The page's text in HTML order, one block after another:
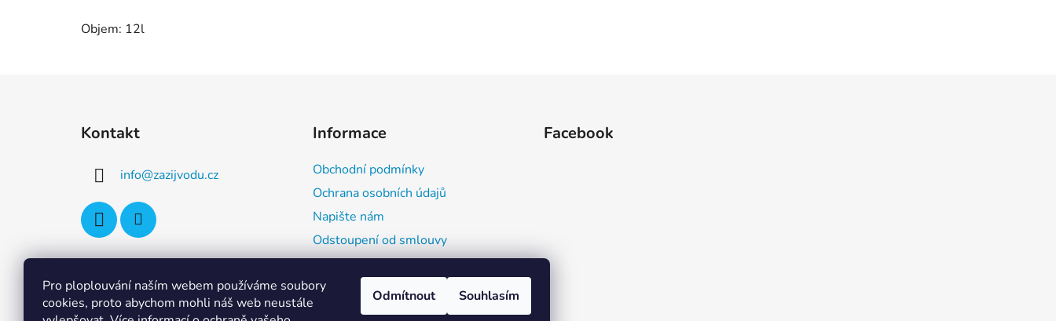
Pro ploplouvání naším webem používáme soubory
cookies, proto abychom mohli náš web neustále
Odmítnout Souhlasím
Objem: 12l
Kontakt
info@zazijvodu.cz
Informace
Obchodní podmínky
Ochrana osobních údajů
Napište nám
Odstoupení od smlouvy
Informace o výrobcích a
distributorech (GPSR)
Facebook